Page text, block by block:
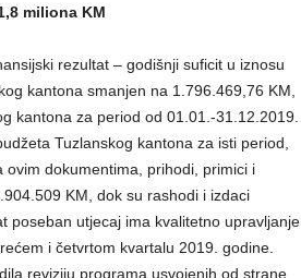
miliona KM
rezultat – godišnji suficit u iznosu
kantona smanjen na 1.796.469,76 KM,
kantona za period od 01.01.-31.12.2019.
Tuzlanskog kantona za isti period,
dokumentima, prihodi, primici i
KM, dok su rashodi i izdaci
poseban utjecaj ima kvalitetno upravljanje
i četvrtom kvartalu 2019. godine.
reviziju programa usvojenih od strane